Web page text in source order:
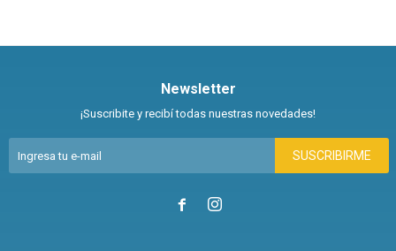
Newsletter
¡Suscribite y recibí todas nuestras novedades!
SUSCRIBIRME
 